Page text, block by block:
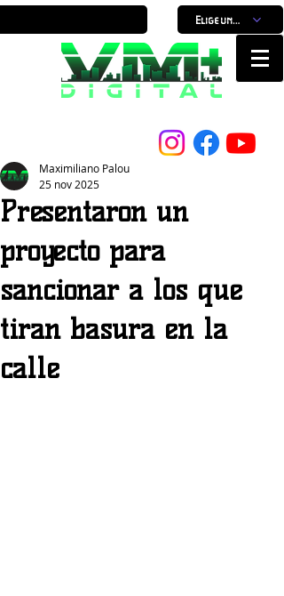
Elige un horario
Presentaron un
proyecto para
sancionar a los que
tiran basura en la
calle
Maximiliano Palou
25 nov 2025